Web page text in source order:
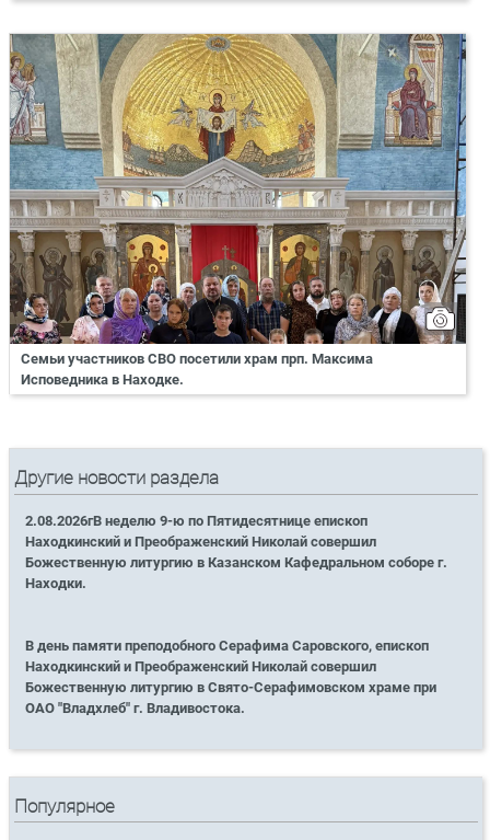
Семьи участников СВО посетили храм прп. Максима
Исповедника в Находке.
Другие новости раздела
2.08.2026гВ неделю 9-ю по Пятидесятнице епископ
Находкинский и Преображенский Николай совершил
Божественную литургию в Казанском Кафедральном соборе г.
Находки.
В день памяти преподобного Серафима Саровского, епископ
Находкинский и Преображенский Николай совершил
Божественную литургию в Свято-Серафимовском храме при
ОАО "Владхлеб" г. Владивостока.
Популярное